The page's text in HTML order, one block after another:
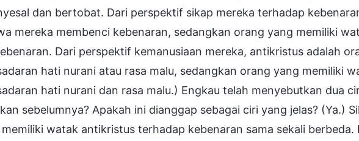
dan bertobat. Dari perspektif sikap mereka terhadap
mereka membenci kebenaran, sedangkan orang yang memiliki
Dari perspektif kemanusiaan mereka, antikristus adalah
hati nurani atau rasa malu, sedangkan orang yang memiliki
hati nurani dan rasa malu.) Engkau telah menyebutkan dua
sebelumnya? Apakah ini dianggap sebagai ciri yang jelas? (Ya.)
watak antikristus terhadap kebenaran sama sekali berbeda.